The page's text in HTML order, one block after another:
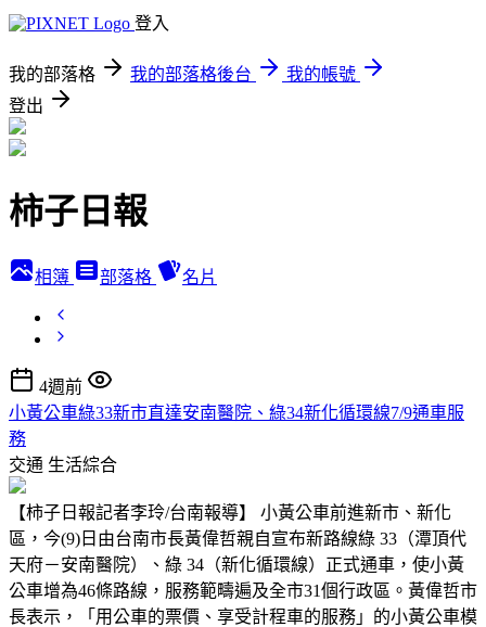
登入
我的部落格 我的部落格後台
我的帳號
登出
柿子日報
相簿 部落格 名片
4週前
小黃公車綠33新市直達安南醫院、綠34新化循環線7/9通車服
務
交通 生活綜合
【柿子日報記者李玲/台南報導】 小黃公車前進新市、新化
區，今(9)日由台南市長黃偉哲親自宣布新路線綠 33（潭頂代
天府－安南醫院）、綠 34（新化循環線）正式通車，使小黃
公車增為46條路線，服務範疇遍及全市31個行政區。黃偉哲市
長表示，「用公車的票價、享受計程車的服務」的小黃公車模